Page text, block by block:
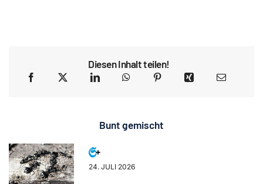
Diesen Inhalt teilen!
Bunt gemischt
24. JULI 2026